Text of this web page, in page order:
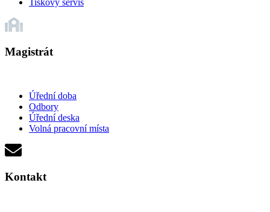
Magistrát
Úřední doba
Odbory
Úřední deska
Volná pracovní místa
Kontakt